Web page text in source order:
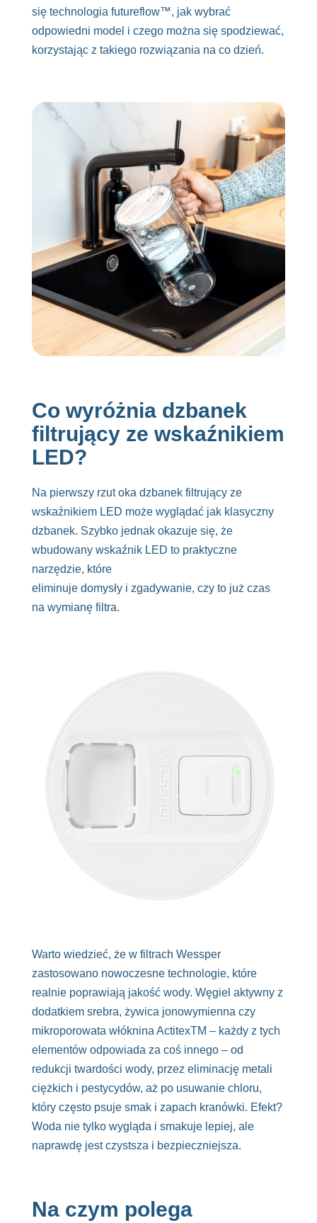
się technologia futureflow™, jak wybrać
odpowiedni model i czego można się spodziewać,
korzystając z takiego rozwiązania na co dzień.
Co wyróżnia dzbanek
filtrujący ze wskaźnikiem
LED?
Na pierwszy rzut oka dzbanek filtrujący ze
wskaźnikiem LED może wyglądać jak klasyczny
dzbanek. Szybko jednak okazuje się, że
wbudowany wskaźnik LED to praktyczne
narzędzie, które
eliminuje domysły i zgadywanie, czy to już czas
na wymianę filtra.
Warto wiedzieć, że w filtrach Wessper
zastosowano nowoczesne technologie, które
realnie poprawiają jakość wody. Węgiel aktywny z
dodatkiem srebra, żywica jonowymienna czy
mikroporowata włóknina ActitexTM – każdy z tych
elementów odpowiada za coś innego – od
redukcji twardości wody, przez eliminację metali
ciężkich i pestycydów, aż po usuwanie chloru,
który często psuje smak i zapach kranówki. Efekt?
Woda nie tylko wygląda i smakuje lepiej, ale
naprawdę jest czystsza i bezpieczniejsza.
Na czym polega